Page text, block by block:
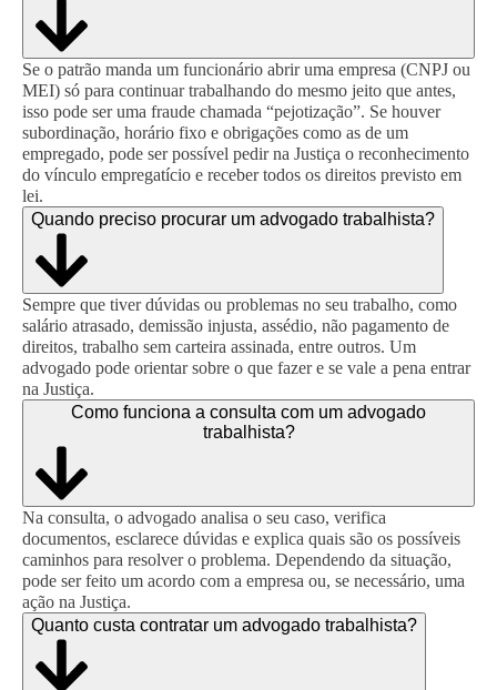
Se o patrão manda um funcionário abrir uma empresa (CNPJ ou
MEI) só para continuar trabalhando do mesmo jeito que antes,
isso pode ser uma fraude chamada “pejotização”. Se houver
subordinação, horário fixo e obrigações como as de um
empregado, pode ser possível pedir na Justiça o reconhecimento
do vínculo empregatício e receber todos os direitos previsto em
lei.
Quando preciso procurar um advogado trabalhista?
Sempre que tiver dúvidas ou problemas no seu trabalho, como
salário atrasado, demissão injusta, assédio, não pagamento de
direitos, trabalho sem carteira assinada, entre outros. Um
advogado pode orientar sobre o que fazer e se vale a pena entrar
na Justiça.
Como funciona a consulta com um advogado
trabalhista?
Na consulta, o advogado analisa o seu caso, verifica
documentos, esclarece dúvidas e explica quais são os possíveis
caminhos para resolver o problema. Dependendo da situação,
pode ser feito um acordo com a empresa ou, se necessário, uma
ação na Justiça.
Quanto custa contratar um advogado trabalhista?